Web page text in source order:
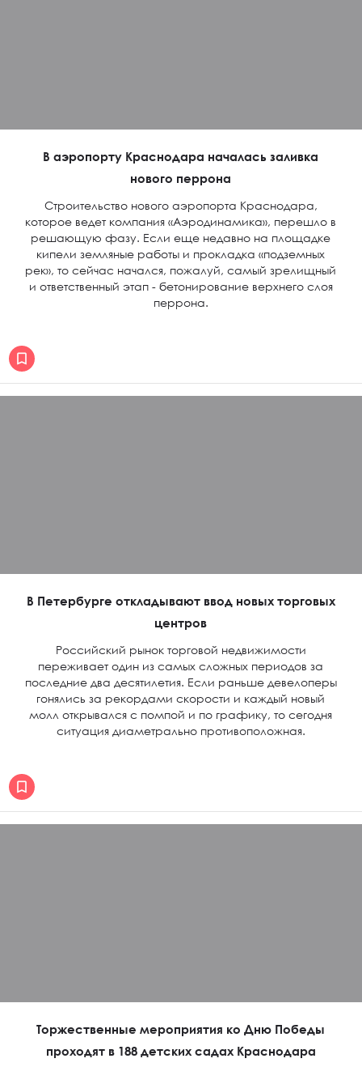
В аэропорту Краснодара началась заливка
нового перрона
Строительство нового аэропорта Краснодара,
которое ведет компания «Аэродинамика», перешло в
решающую фазу. Если еще недавно на площадке
кипели земляные работы и прокладка «подземных
рек», то сейчас начался, пожалуй, самый зрелищный
и ответственный этап - бетонирование верхнего слоя
перрона.
В Петербурге откладывают ввод новых торговых
центров
Российский рынок торговой недвижимости
переживает один из самых сложных периодов за
последние два десятилетия. Если раньше девелоперы
гонялись за рекордами скорости и каждый новый
молл открывался с помпой и по графику, то сегодня
ситуация диаметрально противоположная.
Торжественные мероприятия ко Дню Победы
проходят в 188 детских садах Краснодара